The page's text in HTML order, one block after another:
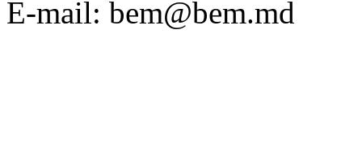
E-mail: bem@bem.md